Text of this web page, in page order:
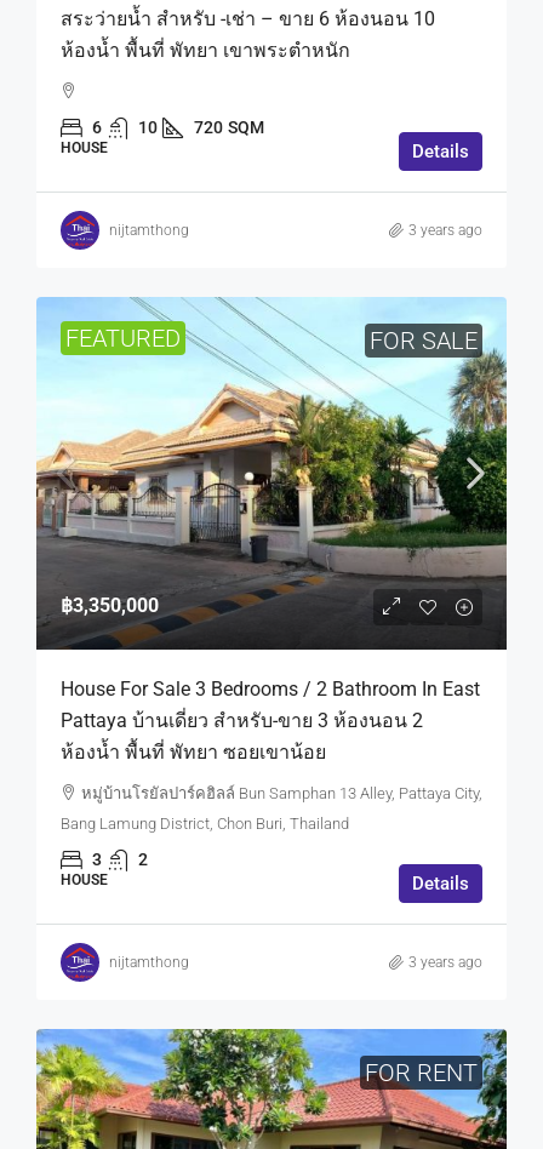
สระว่ายน้ำ สำหรับ -เช่า – ขาย 6 ห้องนอน 10
ห้องน้ำ พื้นที่ พัทยา เขาพระตำหนัก
6 10 720 SQM
HOUSE Details
nijtamthong 3 years ago
FEATURED FOR SALE
฿3,350,000
House For Sale 3 Bedrooms / 2 Bathroom In East
Pattaya บ้านเดี่ยว สำหรับ-ขาย 3 ห้องนอน 2
ห้องน้ำ พื้นที่ พัทยา ซอยเขาน้อย
หมู่บ้านโรยัลปาร์คฮิลล์ Bun Samphan 13 Alley, Pattaya City,
Bang Lamung District, Chon Buri, Thailand
3 2
HOUSE Details
nijtamthong 3 years ago
FOR RENT